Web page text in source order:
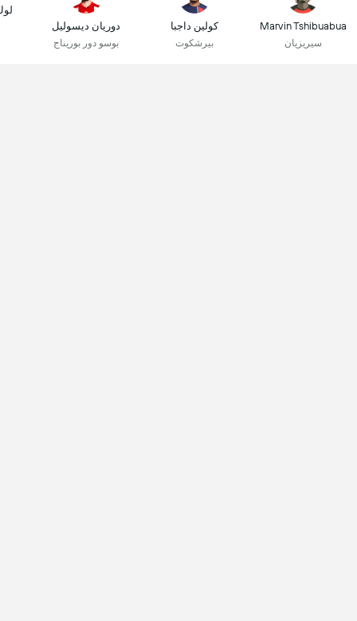
Marvin Tshibuabua
سيريزيان
كولين داجبا
بيرشكوت
دوريان ديسوليل
بوسو دور بوريناج